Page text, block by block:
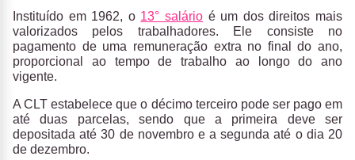
Instituído em 1962, o 13° salário é um dos direitos mais
valorizados pelos trabalhadores. Ele consiste no
pagamento de uma remuneração extra no final do ano,
proporcional ao tempo de trabalho ao longo do ano
vigente.
A CLT estabelece que o décimo terceiro pode ser pago em
até duas parcelas, sendo que a primeira deve ser
depositada até 30 de novembro e a segunda até o dia 20
de dezembro.